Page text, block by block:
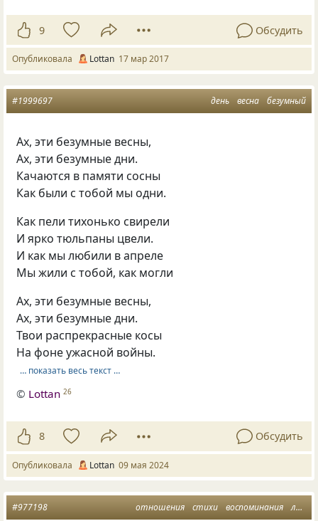
9 Обсудить
Опубликовала Lottan 17 мар 2017
день весна безумный
#1999697
Ах, эти безумные весны,
Ах, эти безумные дни.
Качаются в памяти сосны
Как были с тобой мы одни.
Как пели тихонько свирели
И ярко тюльпаны цвели.
И как мы любили в апреле
Мы жили с тобой, как могли
Ах, эти безумные весны,
Ах, эти безумные дни.
Твои распрекрасные косы
На фоне ужасной войны.
… показать весь текст …
© Lottan 26
8 Обсудить
Опубликовала Lottan 09 мая 2024
отношения стихи воспоминания любовная лирика
#977198